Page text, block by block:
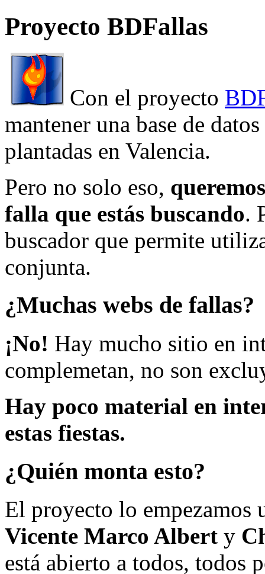
Proyecto BDFallas
Con el proyecto
mantener una base de
plantadas en Valencia.
Pero no solo eso,
falla que estás buscando.
buscador que permite
conjunta.
¿Muchas webs de fallas?
¡No! Hay mucho sitio en
complemetan, no son
Hay poco material en
estas fiestas.
¿Quién monta esto?
El proyecto lo empezamos
Vicente Marco Albert y
está abierto a todos, todos